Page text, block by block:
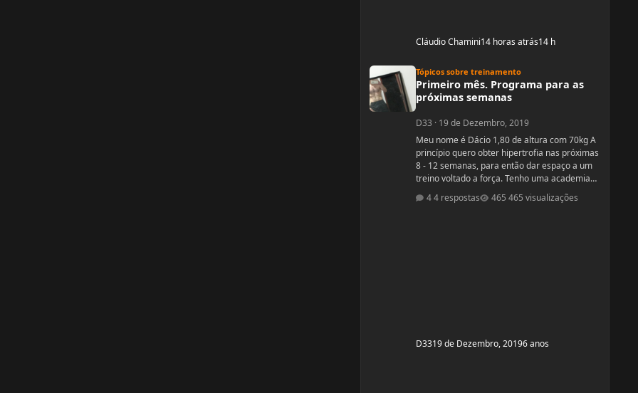
Cláudio Chamini14 horas atrás14 h
Tópicos sobre treinamento
Primeiro mês. Programa para as
próximas semanas
D33 · 19 de Dezembro, 2019
Meu nome é Dácio 1,80 de altura com 70kg A
princípio quero obter hipertrofia nas próximas
8 - 12 semanas, para então dar espaço a um
treino voltado a força. Tenho uma academia
segue: Seg: Agachamento 3x8 - 100kg
4 respostas 465 visualizações
D3319 de Dezembro, 20196 anos